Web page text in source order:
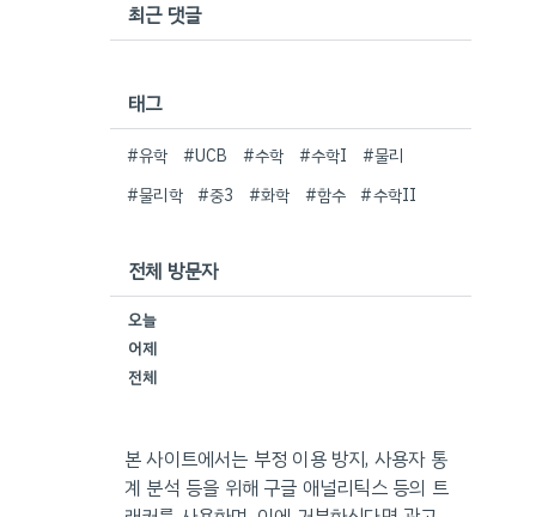
최근 댓글
태그
#유학 #UCB #수학 #수학I
#물리
#물리학 #중3 #화학 #함수 #수학II
전체 방문자
오늘
어제
전체
본 사이트에서는 부정 이용 방지, 사용자 통
계 분석 등을 위해 구글 애널리틱스 등의 트